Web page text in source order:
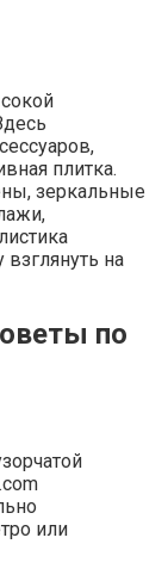
плитка.
зеркальные
на
по
или